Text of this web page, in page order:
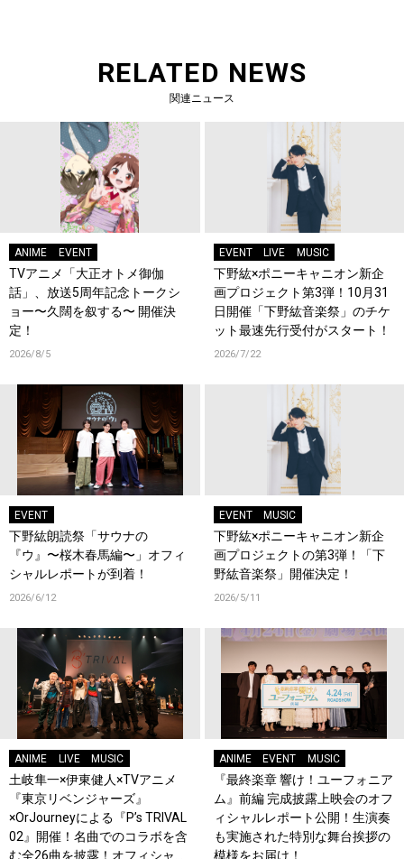
RELATED NEWS
関連ニュース
ANIME EVENT
TVアニメ「大正オトメ御伽
話」、放送5周年記念トークシ
ョー〜久闊を叙する〜 開催決
定！
2026/8/5
EVENT LIVE MUSIC
下野紘×ポニーキャニオン新企
画プロジェクト第3弾！10月31
日開催「下野紘音楽祭」のチケ
ット最速先行受付がスタート！
2026/7/22
EVENT
下野紘朗読祭「サウナの
『ウ』〜桜木春馬編〜」オフィ
シャルレポートが到着！
2026/6/12
EVENT MUSIC
下野紘×ポニーキャニオン新企
画プロジェクトの第3弾！「下
野紘音楽祭」開催決定！
2026/5/11
ANIME LIVE MUSIC
土岐隼一×伊東健人×TVアニメ
『東京リベンジャーズ』
×OrJourneyによる『P’s TRIVAL
02』開催！名曲でのコラボを含
む全26曲を披露！オフィシャル
ANIME EVENT MUSIC
『最終楽章 響け！ユーフォニア
ム』前編 完成披露上映会のオフ
ィシャルレポート公開！生演奏
も実施された特別な舞台挨拶の
模様をお届け！